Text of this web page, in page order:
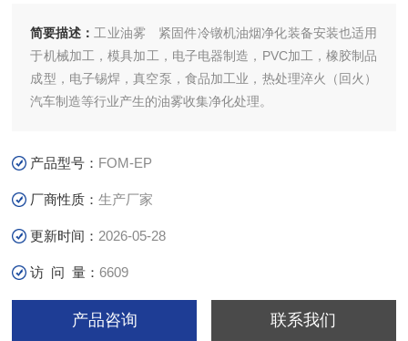
简要描述： 工业油雾 紧固件冷镦机油烟净化装备安装也适用
于机械加工，模具加工，电子电器制造，PVC加工，橡胶制品
成型，电子锡焊，真空泵，食品加工业，热处理淬火（回火）
汽车制造等行业产生的油雾收集净化处理。
产品型号： FOM-EP
厂商性质：生产厂家
更新时间： 2026-05-28
访 问 量：6609
产品咨询 联系我们